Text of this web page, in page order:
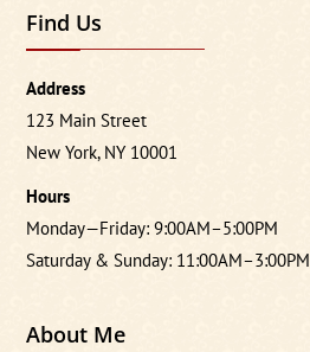
Find Us
Address
123 Main Street
New York, NY 10001
Hours
Monday—Friday: 9:00AM–5:00PM
Saturday & Sunday: 11:00AM–3:00PM
About Me